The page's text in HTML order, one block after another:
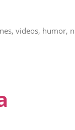
videos, humor,